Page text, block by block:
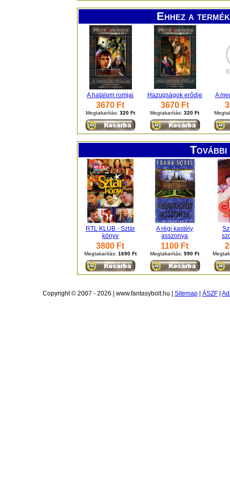
Ehhez a
A hatalom romjai Hazugságok erődje A
3670 Ft
Megtakarítás: 320 Ft
3670 Ft
Megtakarítás:320 Ft
RTL KLUB - Sztár
könyv
A régi kastély
asszonya
3800 Ft
Megtakarítás: 1690 Ft
1100 Ft
Megtakarítás:590 Ft
Copyright © 2007 - 2026 | www.fantasybolt.hu | Sitemap ÁSZF